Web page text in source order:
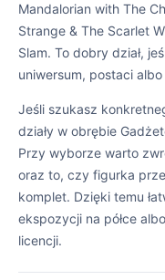
Mandalorian with The
Strange & The Scarlet
Slam. To dobry dział,
uniwersum, postaci
Jeśli szukasz
działy w obrębie
Przy wyborze warto
oraz to, czy figurka
komplet. Dzięki temu
ekspozycji na półce
licencji.